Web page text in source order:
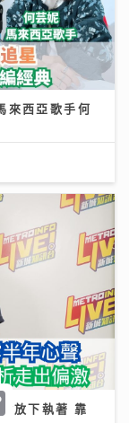
來西亞歌手何
放下執著 靠
o